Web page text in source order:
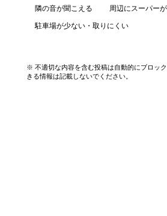
隣の音が聞こえる 周辺にスーパー
駐車場が少ない・取りにくい
※ 不適切な内容を含む投稿は自動的にブロッ
きる情報は記載しないでください。